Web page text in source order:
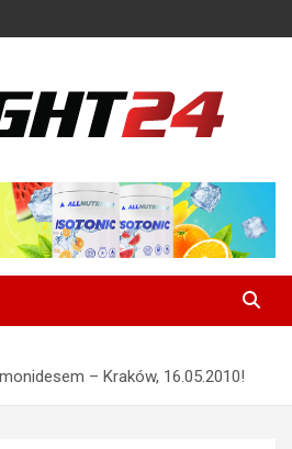
MMA i K-1, UFC
– Kraków, 16.05.2010!